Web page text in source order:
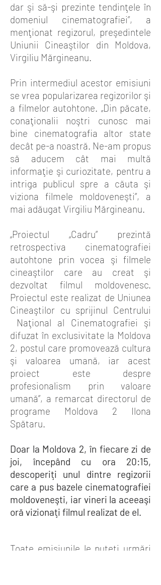
dar şi să-şi prezinte tendinţele în
domeniul cinematografiei”, a
menţionat regizorul, preşedintele
Uniunii Cineaştilor din Moldova,
Virgiliu Mărgineanu.
Prin intermediul acestor emisiuni
se vrea popularizarea regizorilor şi
a filmelor autohtone. „Din păcate,
conaţionalii noştri cunosc mai
bine cinematografia altor state
decât pe-a noastră. Ne-am propus
să aducem cât mai multă
informaţie şi curiozitate, pentru a
intriga publicul spre a căuta şi
viziona filmele moldoveneşti”, a
mai adăugat Virgiliu Mărgineanu.
„Proiectul „Cadru” prezintă
retrospectiva cinematografiei
autohtone prin vocea şi filmele
cineaştilor care au creat şi
dezvoltat filmul moldovenesc.
Proiectul este realizat de Uniunea
Cineaştilor cu sprijinul Centrului
Naţional al Cinematografiei şi
difuzat în exclusivitate la Moldova
2, postul care promovează cultura
şi valoarea umană, iar acest
proiect este despre
profesionalism prin valoare
umană”, a remarcat directorul de
programe Moldova 2 Ilona
Spătaru.
Doar la Moldova 2, în fiecare zi de
joi, începând cu ora 20:15,
descoperiţi unul dintre regizorii
care a pus bazele cinematografiei
moldoveneşti, iar vineri la aceeaşi
oră vizionaţi filmul realizat de el.
Toate emisiunile le puteți urmări